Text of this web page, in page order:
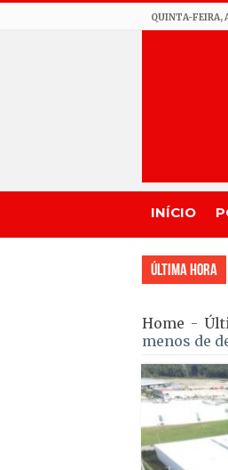
QUINTA-FEIRA,
INÍCIO
Última Hora
Home -
menos de